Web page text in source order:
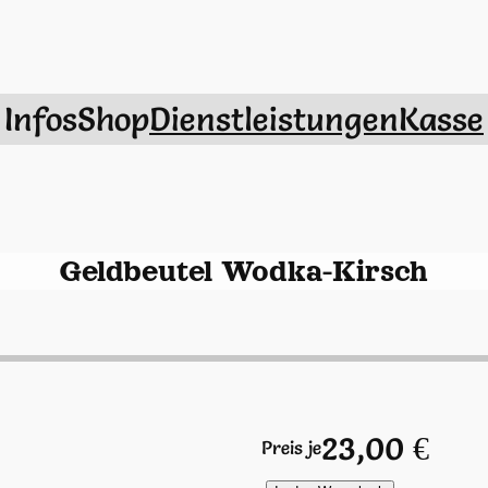
InfosShopDienstleistungenKasse
Geldbeutel Wodka-Kirsch
Preis je23,00 €